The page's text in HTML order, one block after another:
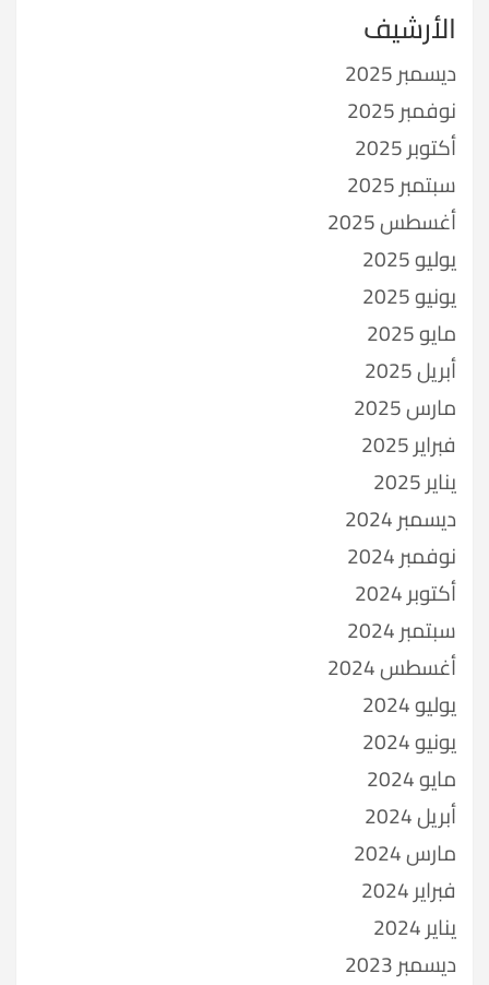
الأرشيف
ديسمبر 2025
نوفمبر 2025
أكتوبر 2025
سبتمبر 2025
أغسطس 2025
يوليو 2025
يونيو 2025
مايو 2025
أبريل 2025
مارس 2025
فبراير 2025
يناير 2025
ديسمبر 2024
نوفمبر 2024
أكتوبر 2024
سبتمبر 2024
أغسطس 2024
يوليو 2024
يونيو 2024
مايو 2024
أبريل 2024
مارس 2024
فبراير 2024
يناير 2024
ديسمبر 2023